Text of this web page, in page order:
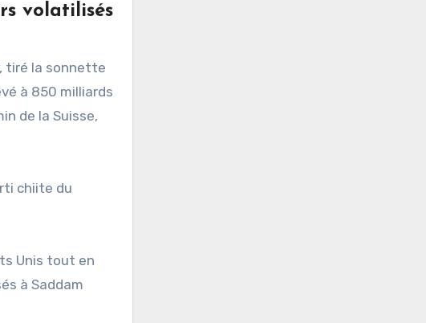
volatilisés
tiré la sonnette
à 850 milliards
de la Suisse,
chiite du
Unis tout en
à Saddam